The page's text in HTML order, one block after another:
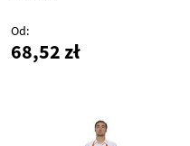
Od
68,52 zł